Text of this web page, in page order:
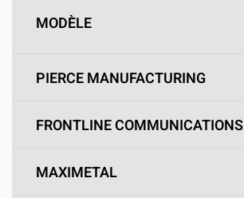
MODÈLE
PIERCE MANUFACTURING
FRONTLINE COMMUNICATIONS
MAXIMETAL